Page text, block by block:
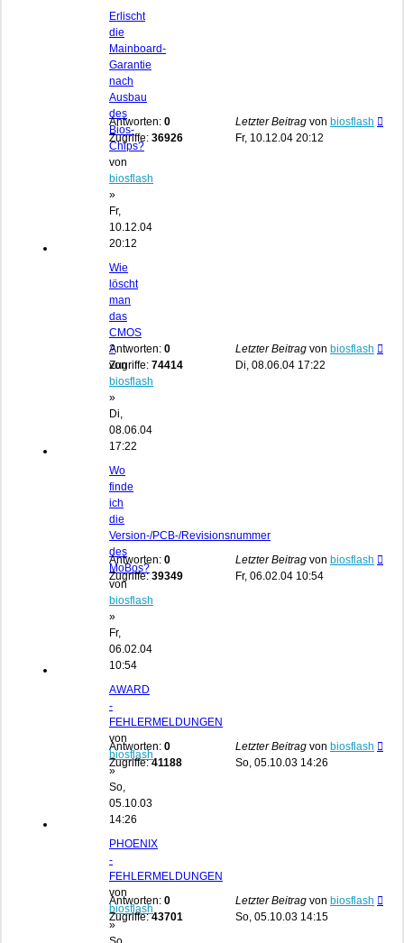
Erlischt
die
Mainboard-
Garantie
nach
Ausbau
des
Bios-
Chips?
von
biosflash
»
Fr,
10.12.04
20:12
Antworten: 0
Zugriffe: 36926
Letzter Beitrag von biosflash
Fr, 10.12.04 20:12
Wie
löscht
man
das
CMOS
?
von
biosflash
»
Di,
08.06.04
17:22
Antworten: 0
Zugriffe: 74414
Letzter Beitrag von biosflash
Di, 08.06.04 17:22
Wo
finde
ich
die
Version-/PCB-/Revisionsnummer
des
MoBos?
von
biosflash
»
Fr,
06.02.04
10:54
Antworten: 0
Zugriffe:39349
Letzter Beitrag von biosflash
Fr, 06.02.04 10:54
AWARD
-
FEHLERMELDUNGEN
von
biosflash
»
So,
05.10.03
14:26
Antworten: 0
Zugriffe:41188
Letzter Beitrag von biosflash
So, 05.10.03 14:26
PHOENIX
-
FEHLERMELDUNGEN
von
biosflash
»
Antworten: 0
Zugriffe:43701
Letzter Beitrag von biosflash
So, 05.10.03 14:15